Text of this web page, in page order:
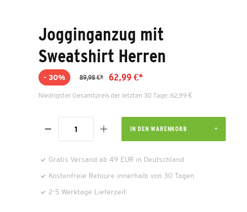
Jogginganzug mit
Sweatshirt Herren
- 30% 89,98 €* 62,99 €*
Niedrigster Gesamtpreis der letzten 30 Tage: 62,99 €
IN DEN WARENKORB
Gratis Versand ab 49 EUR in Deutschland
Kostenfreie Retoure innerhalb von 30 Tagen
2-5 Werktage Lieferzeit